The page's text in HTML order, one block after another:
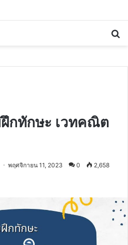
กทักษะ เวทคณิต
พฤศจิกายน 11, 2023 0 2,658